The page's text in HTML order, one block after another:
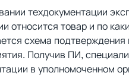
техдокументации
относится товар и по
схема
Получив ПИ,
в уполномоченном